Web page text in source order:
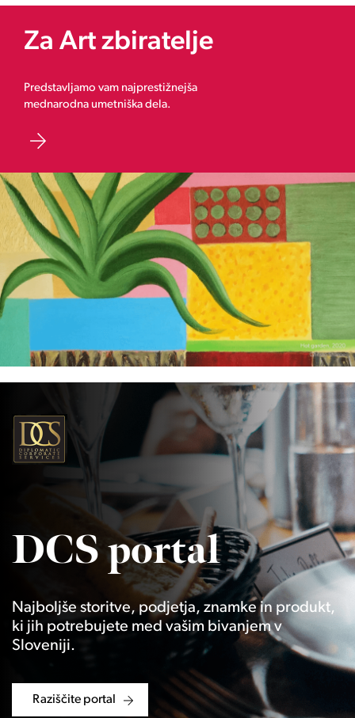
Za Art zbiratelje
Predstavljamo vam najprestižnejša
mednarodna umetniška dela.
DCS portal
Najboljše storitve, podjetja, znamke in produkt,
ki jih potrebujete med vašim bivanjem v
Sloveniji.
Raziščite portal